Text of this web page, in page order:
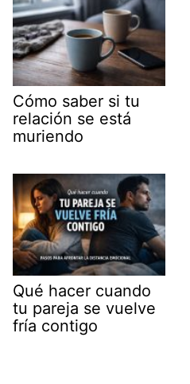
Cómo saber si tu
relación se está
muriendo
Qué hacer cuando
tu pareja se vuelve
fría contigo